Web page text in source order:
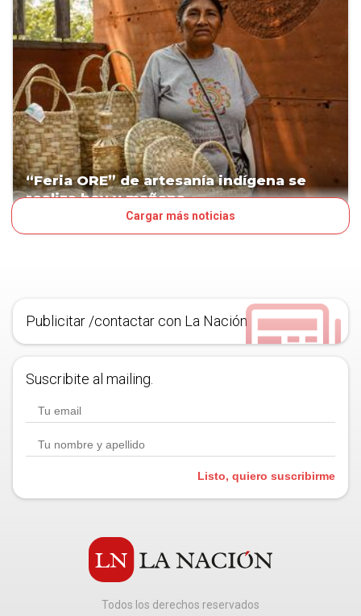
“Feria ORE” de artesanía indígena se
realiza hoy y mañana
Cargar más noticias
Publicitar /contactar con La Nación
Suscribite al mailing.
Listo, quiero suscribirme
Todos los derechos reservados